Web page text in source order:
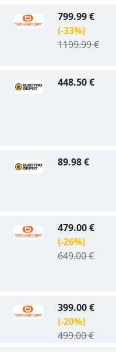
799.99 €
(-33%)
1199.99 €
448.50 €
89.98 €
479.00 €
(-26%)
649.00 €
399.00 €
(-20%)
499.00 €